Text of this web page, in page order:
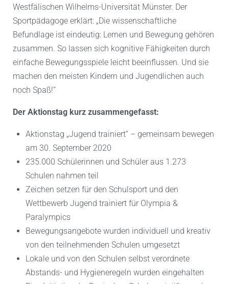
Westfälischen Wilhelms-Universität Münster. Der
Sportpädagoge erklärt: „Die wissenschaftliche
Befundlage ist eindeutig: Lernen und Bewegung gehören
zusammen. So lassen sich kognitive Fähigkeiten durch
einfache Bewegungsspiele leicht beeinflussen. Und sie
machen den meisten Kindern und Jugendlichen auch
noch Spaß!“
Der Aktionstag kurz zusammengefasst:
Aktionstag „Jugend trainiert“ – gemeinsam bewegen
am 30. September 2020
235.000 Schülerinnen und Schüler aus 1.273
Schulen nahmen teil
Zeichen setzen für den Schulsport und den
Wettbewerb Jugend trainiert für Olympia &
Paralympics
Bewegungsangebote wurden individuell und kreativ
von den teilnehmenden Schulen umgesetzt
Lokale und von den Schulen selbst verordnete
Abstands- und Hygieneregeln wurden eingehalten